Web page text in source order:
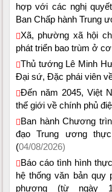
hợp với các nghị
Ban Chấp hành Trung
Xã, phường xã hội
phát triển bao trùm ở
Thủ tướng Lê Minh
Đại sứ, Đặc phái viên
Đến năm 2045, Việt
thế giới về chính phủ
Ban hành Chương
đạo Trung ương
(04/08/2026)
Báo cáo tình hình
hệ thống văn bản quy
phương (từ ngày